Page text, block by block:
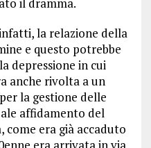
il dramma.
la relazione della
e questo potrebbe
depressione in cui
anche rivolta a un
la gestione delle
affidamento del
come era già accaduto